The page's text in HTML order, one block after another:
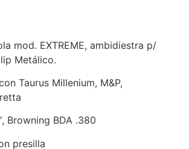
mod. EXTREME, ambidiestra p/
Metálico.
Taurus Millenium, M&P,
Browning BDA .380
presilla